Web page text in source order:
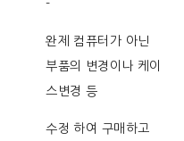
-
완제 컴퓨터가 아닌
부품의 변경이나 케이
스변경 등
수정 하여 구매하고